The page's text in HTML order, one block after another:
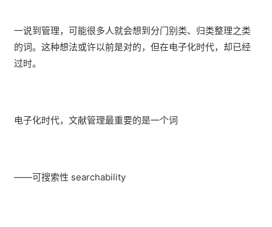
一说到管理，可能很多人就会想到分门别类、归类整理之类
的词。这种想法或许以前是对的，但在电子化时代，却已经
过时。
电子化时代，文献管理最重要的是一个词
——可搜索性 searchability